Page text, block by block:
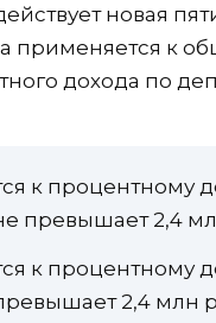
новая
применяется к
дохода по
к процентному
превышает 2,4
к процентному
2,4 млн